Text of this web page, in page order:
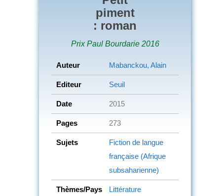
piment
: roman
Prix Paul Bourdarie 2016
Auteur Mabanckou, Alain
Editeur Seuil
Date 2015
Pages 273
Sujets
Fiction de langue
française (Afrique
subsaharienne)
Thèmes/Pays Littérature